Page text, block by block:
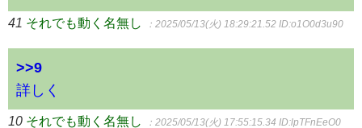
41 それでも動く名無し ：2025/05/13(火) 18:29:21.52 ID:o1O0d3u90
>>9
詳しく
10 それでも動く名無し ：2025/05/13(火) 17:55:15.34 ID:lpTFnEeO0